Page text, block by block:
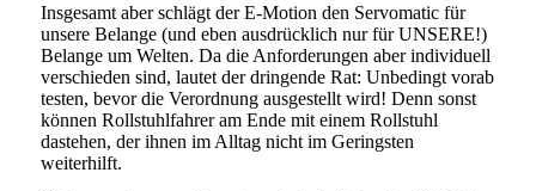
Insgesamt aber schlägt der E-Motion den Servomatic für
unsere Belange (und eben ausdrücklich nur für UNSERE!)
Belange um Welten. Da die Anforderungen aber individuell
verschieden sind, lautet der dringende Rat: Unbedingt vorab
testen, bevor die Verordnung ausgestellt wird! Denn sonst
können Rollstuhlfahrer am Ende mit einem Rollstuhl
dastehen, der ihnen im Alltag nicht im Geringsten
weiterhilft.